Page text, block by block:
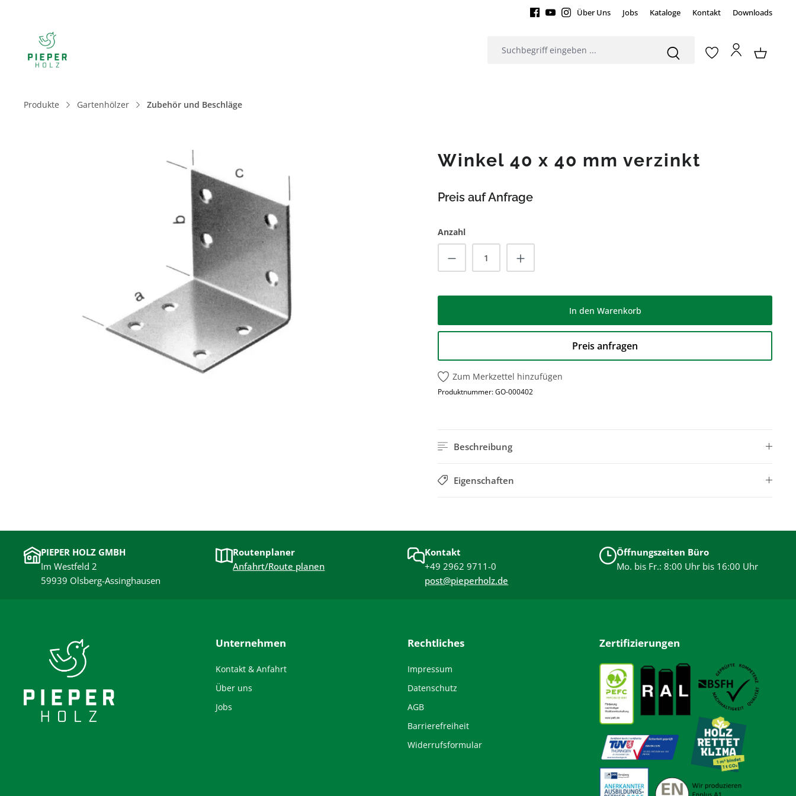
Über Uns Jobs Kataloge Kontakt Downloads
Produkte Gartenhölzer Zubehör und Beschläge
Winkel 40 x 40 mm verzinkt
Preis auf Anfrage
Anzahl
Produkt Anzahl: Gib den gewünschten Wert ein
In den Warenkorb
Preis anfragen
Zum Merkzettel hinzufügen
Produktnummer:GO-000402
Beschreibung
Eigenschaften
PIEPER HOLZ GMBH
Im Westfeld 2
59939 Olsberg-Assinghausen
Routenplaner
Anfahrt/Route planen
Kontakt
+49 2962 9711-0
post@pieperholz.de
Öffnungszeiten Büro
Mo. bis Fr.: 8:00 Uhr bis 16:00 Uhr
Unternehmen
Kontakt & Anfahrt
Über uns
Jobs
Rechtliches
Impressum
Datenschutz
AGB
Barrierefreiheit
Widerrufsformular
Zertifizierungen